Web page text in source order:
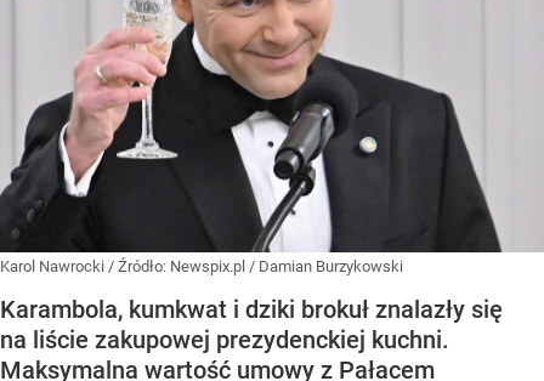
Karol Nawrocki / Źródło: Newspix.pl / Damian Burzykowski
Karambola, kumkwat i dziki brokuł znalazły się
na liście zakupowej prezydenckiej kuchni.
Maksymalna wartość umowy z Pałacem